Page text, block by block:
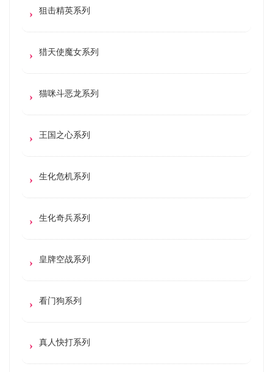
狙击精英系列
猎天使魔女系列
猫咪斗恶龙系列
王国之心系列
生化危机系列
生化奇兵系列
皇牌空战系列
看门狗系列
真人快打系列